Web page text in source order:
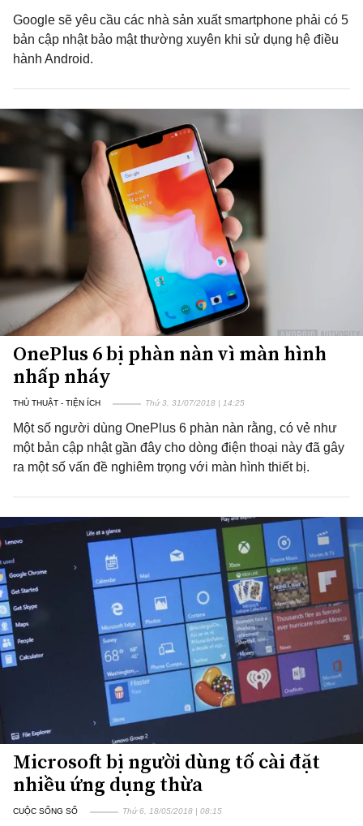
Google sẽ yêu cầu các nhà sản xuất smartphone phải có 5
bản cập nhật bảo mật thường xuyên khi sử dụng hệ điều
hành Android.
OnePlus 6 bị phàn nàn vì màn hình
nhấp nháy
THỦ THUẬT - TIỆN ÍCH Thứ 3, 31/07/2018 | 14:25
Một số người dùng OnePlus 6 phàn nàn rằng, có vẻ như
một bản cập nhật gần đây cho dòng điện thoại này đã gây
ra một số vấn đề nghiêm trọng với màn hình thiết bị.
Microsoft bị người dùng tố cài đặt
nhiều ứng dụng thừa
CUỘC SỐNG SỐ Thứ 6, 18/05/2018 | 08:15